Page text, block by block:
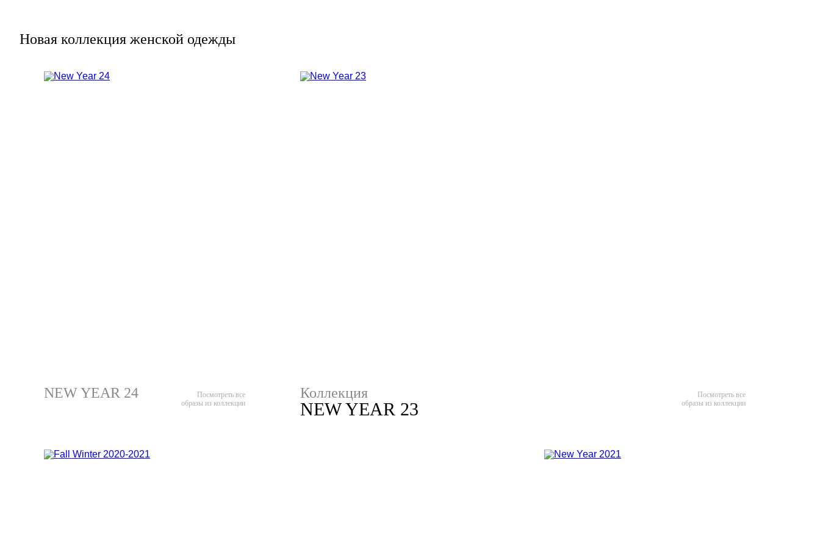
Новая коллекция женской одежды
NEW YEAR 24
Посмотреть все
образы из коллекции
Коллекция
NEW YEAR 23
Посмотреть все
образы из коллекции